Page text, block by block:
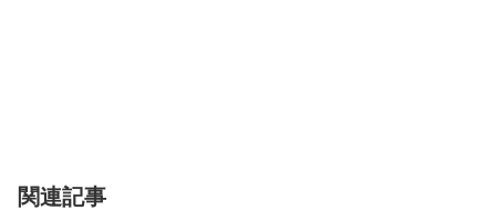
関連記事